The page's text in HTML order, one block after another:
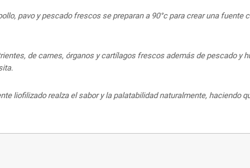
pavo y pescado frescos se preparan a 90°c para crear una
de carnes, órganos y cartílagos frescos además de pescado y
liofilizado realza el sabor y la palatabilidad naturalmente, haciendo